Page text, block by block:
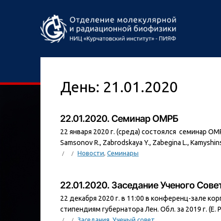
День: 21.01.2020
22.01.2020. Семинар ОМРБ
22 января 2020 г. (среда) состоялся семинар
Samsonov R., Zabrodskaya Y., Zabegina L.,
Новости Семинары
22.01.2020. Заседание Ученого
22 декабря 2020 г. в 11:00 в конференц-зале
стипендиям губернатора Лен. Обл. за 2019 г. (Е.
Заседания Ученый совет